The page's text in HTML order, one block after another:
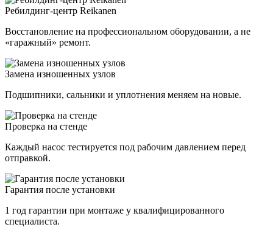
Ребилдинг-центр Reikanen
Восстановление на профессиональном оборудовании, а не
«гаражный» ремонт.
Замена изношенных узлов
Подшипники, сальники и уплотнения меняем на новые.
Проверка на стенде
Каждый насос тестируется под рабочим давлением перед
отправкой.
Гарантия после установки
1 год гарантии при монтаже у квалифицированного
специалиста.